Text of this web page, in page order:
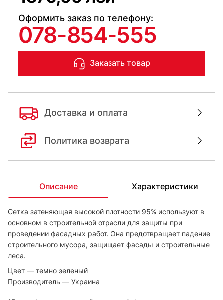
Оформить заказ по телефону:
078-854-555
Заказать товар
Доставка и оплата
Политика возврата
Описание Характеристики
Сетка затеняющая высокой плотности 95% используют в
основном в строительной отрасли для защиты при
проведении фасадных работ. Она предотвращает падение
строительного мусора, защищает фасады и строительные
леса.
Цвет — темно зеленый
Производитель — Украина